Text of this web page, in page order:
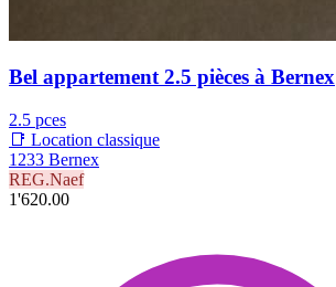
Bel appartement 2.5 pièces à Bernex
2.5 pces
📑 Location classique
1233 Bernex
REG.Naef
1'620.00